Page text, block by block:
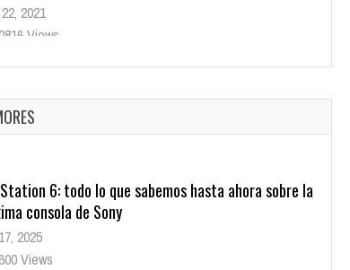
2021
Views
de Call of Duty 2021 aparentemente
2021
Views
6: todo lo que sabemos hasta ahora sobre la
consola de Sony
2025
Views